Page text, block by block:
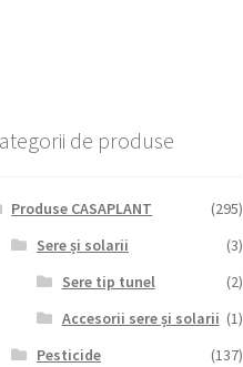
de produse
Produse CASAPLANT
(295)
Sere și solarii
(3)
Sere tip tunel
(2)
Accesorii sere și solarii (1)
Pesticide
(137)